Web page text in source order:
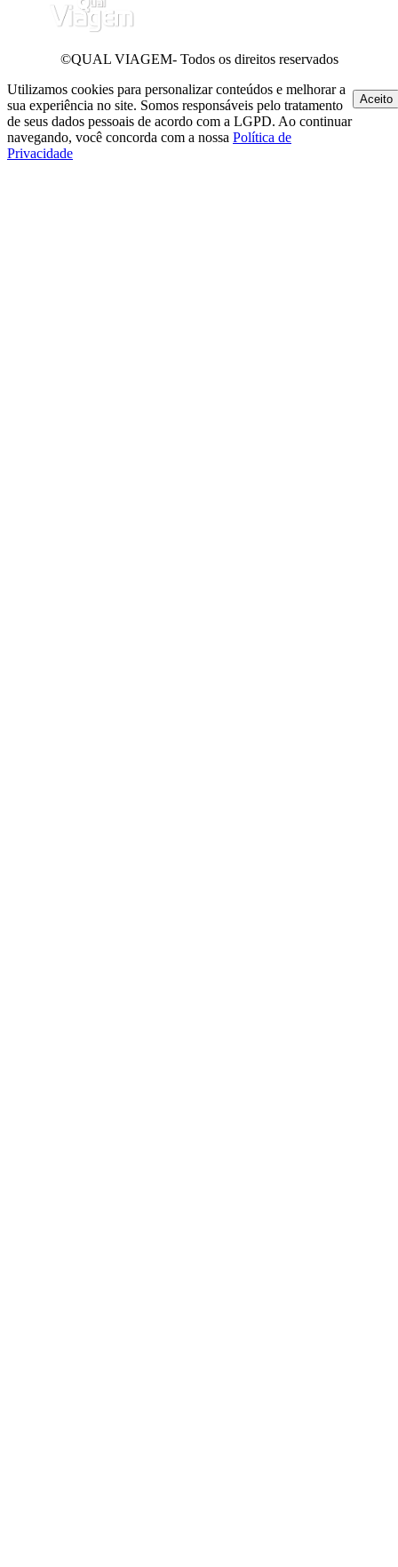
©QUAL VIAGEM- Todos os direitos reservados
Utilizamos cookies para personalizar conteúdos e melhorar a
sua experiência no site. Somos responsáveis pelo tratamento
de seus dados pessoais de acordo com a LGPD. Ao continuar
navegando, você concorda com a nossa Política de
Privacidade
Aceito